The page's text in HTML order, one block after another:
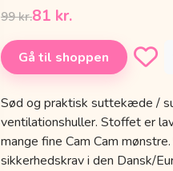
99 kr.81 kr.
Gå til shoppen
Sød og praktisk suttekæde /
ventilationshuller. Stoffet er
mange fine Cam Cam
sikkerhedskrav i den Dansk/